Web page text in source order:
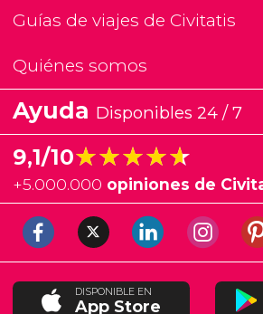
Guías de viajes de Civitatis
Quiénes somos
Ayuda Disponibles 24 / 7
9,1/10★★★★★
★★★★★
+5.000.000 opiniones de
DISPONIBLE EN
App Store